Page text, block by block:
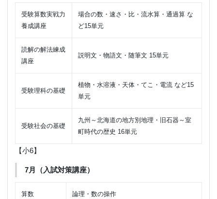
受験算数実戦力
養成講座
場合の数・速さ・比・流水算・通過算 な
ど15単元
読解の解法練成
講座
説明文・物語文・随筆文 15単元
受験理科の基礎
植物・水溶液・天体・てこ・電流 など15
単元
受験社会の基礎
九州～北海道の地方別地理・旧石器～室
町時代の歴史 16単元
【小6】
7月（入試対策講座）
算数 論理・数の操作